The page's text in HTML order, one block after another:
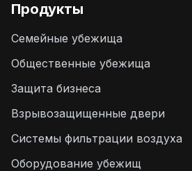
Продукты
Семейные убежища
Общественные убежища
Защита бизнеса
Взрывозащищенные двери
Системы фильтрации воздуха
Оборудование убежищ